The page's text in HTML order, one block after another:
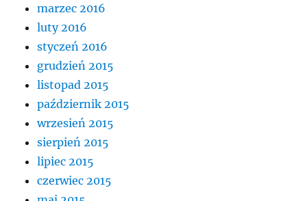
marzec 2016
luty 2016
styczeń 2016
grudzień 2015
listopad 2015
październik 2015
wrzesień 2015
sierpień 2015
lipiec 2015
czerwiec 2015